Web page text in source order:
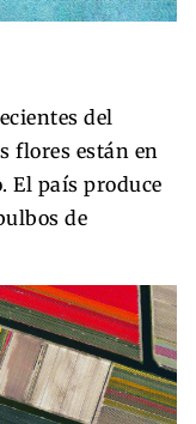
del
flores están en
El país produce
de